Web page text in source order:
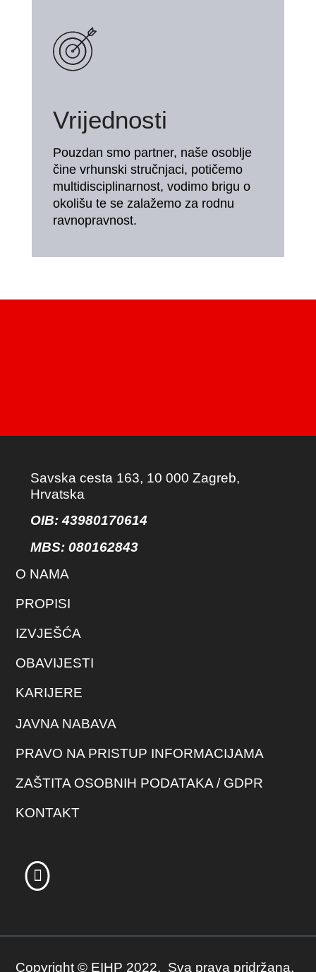
Vrijednosti
Pouzdan smo partner, naše osoblje
čine vrhunski stručnjaci, potičemo
multidisciplinarnost, vodimo brigu o
okolišu te se zalažemo za rodnu
ravnopravnost.
Savska cesta 163, 10 000 Zagreb,
Hrvatska
OIB: 43980170614
MBS: 080162843
O NAMA
PROPISI
IZVJEŠĆA
OBAVIJESTI
KARIJERE
JAVNA NABAVA
PRAVO NA PRISTUP INFORMACIJAMA
ZAŠTITA OSOBNIH PODATAKA / GDPR
KONTAKT
Copyright © EIHP 2022. Sva prava pridržana.